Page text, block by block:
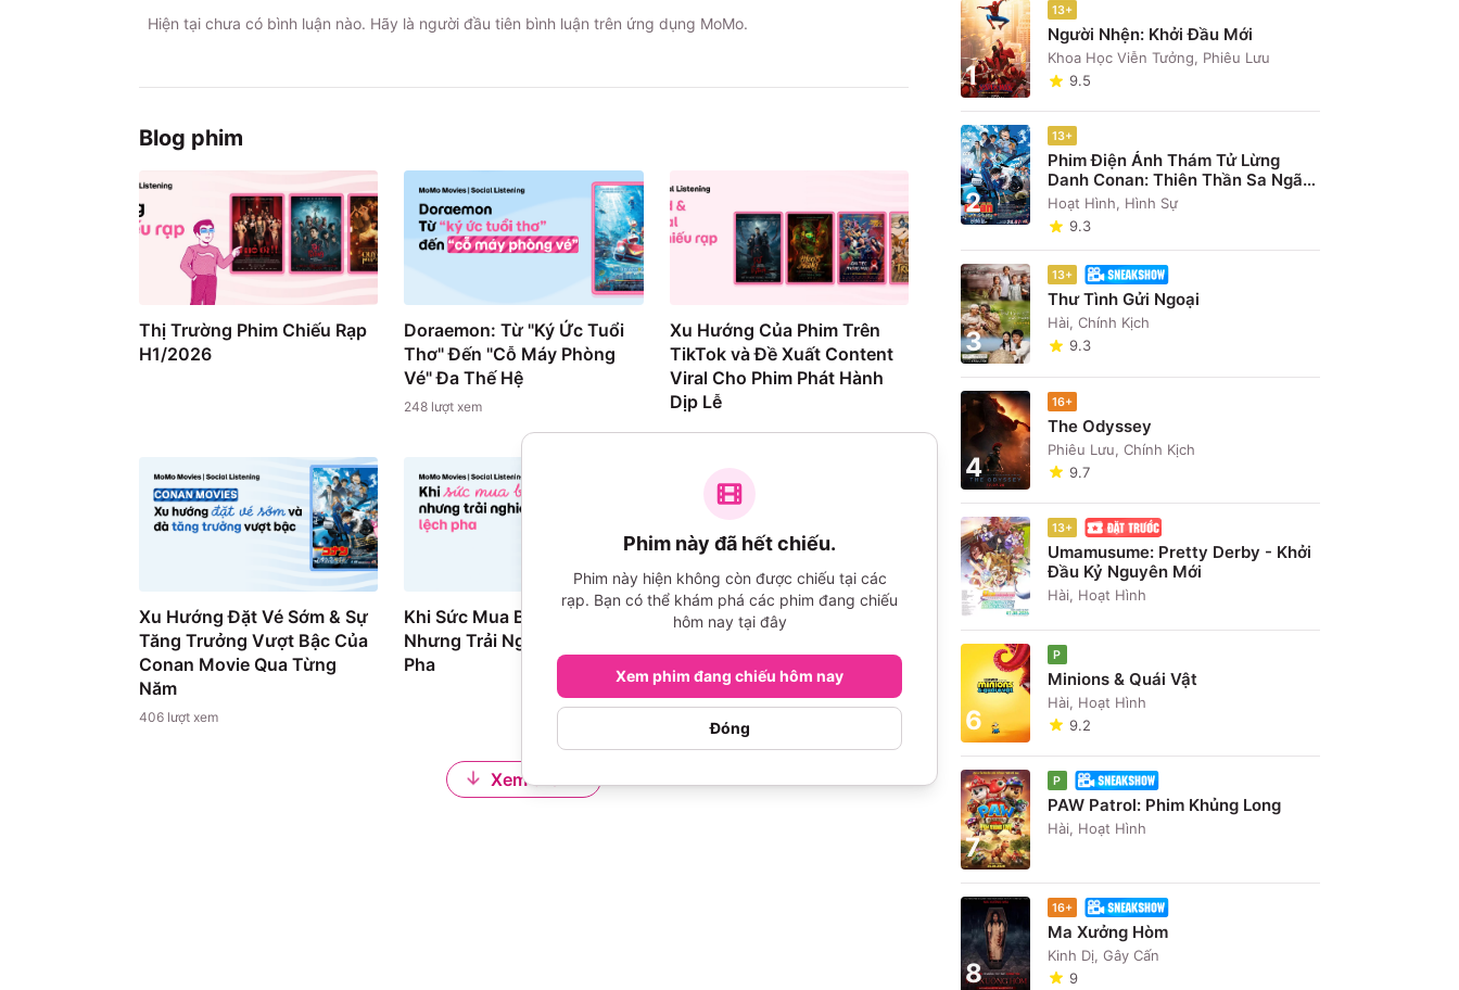
Hiện tại chưa có bình luận nào. Hãy là người đầu tiên bình luận trên ứng dụng MoMo.
Blog phim
Thị Trường Phim Chiếu Rạp
H1/2026
Doraemon: Từ "Ký Ức Tuổi
Thơ" Đến "Cỗ Máy Phòng
Vé" Đa Thế Hệ
248 lượt xem
Xu Hướng Của Phim Trên
TikTok và Đề Xuất Content
Viral Cho Phim Phát Hành
Dịp Lễ
Xu Hướng Đặt Vé Sớm & Sự
Tăng Trưởng Vượt Bậc Của
Conan Movie Qua Từng
Năm
406 lượt xem
Khi Sức Mua Bùng Nổ
Nhưng Trải Nghiệm Bị Lệch
Pha
The Art of Sarah (2026):
Xem thêm
1
13+
Người Nhện: Khởi Đầu Mới
Khoa Học Viễn Tưởng, Phiêu Lưu
9.5
2
13+
Phim Điện Ảnh Thám Tử Lừng
Danh Conan: Thiên Thần Sa Ngã
Trên Xa Lộ
Hoạt Hình, Hình Sự
9.3
3
13+
Thư Tình Gửi Ngoại
Hài, Chính Kịch
9.3
4
16+
The Odyssey
Phiêu Lưu, Chính Kịch
9.7
5
13+
Umamusume: Pretty Derby - Khởi
Đầu Kỷ Nguyên Mới
Hài, Hoạt Hình
6
P
Minions & Quái Vật
Hài, Hoạt Hình
9.2
7
P
PAW Patrol: Phim Khủng Long
Hài, Hoạt Hình
8
16+
Ma Xưởng Hòm
Kinh Dị, Gây Cấn
9
Phim này đã hết chiếu.
Phim này hiện không còn được chiếu tại các
rạp. Bạn có thể khám phá các phim đang chiếu
hôm nay tại đây
Xem phim đang chiếu hôm nay
Đóng